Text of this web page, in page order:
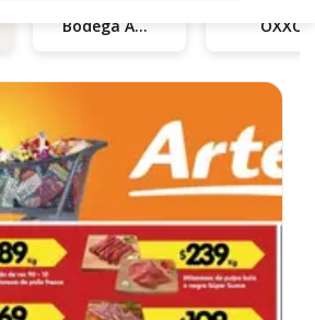
Bodega Aurrerá OXXO